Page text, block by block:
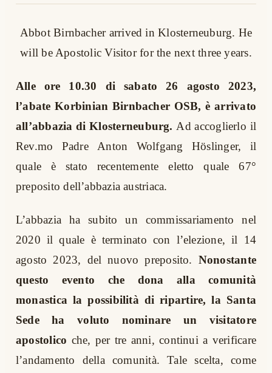
Abbot Birnbacher arrived in Klosterneuburg. He
will be Apostolic Visitor for the next three years.
Alle ore 10.30 di sabato 26 agosto 2023,
l’abate Korbinian Birnbacher OSB, è arrivato
all’abbazia di Klosterneuburg. Ad accoglierlo il
Rev.mo Padre Anton Wolfgang Höslinger, il
quale è stato recentemente eletto quale 67°
preposito dell’abbazia austriaca.
L’abbazia ha subito un commissariamento nel
2020 il quale è terminato con l’elezione, il 14
agosto 2023, del nuovo preposito. Nonostante
questo evento che dona alla comunità
monastica la possibilità di ripartire, la Santa
Sede ha voluto nominare un visitatore
apostolico che, per tre anni, continui a verificare
l’andamento della comunità. Tale scelta, come